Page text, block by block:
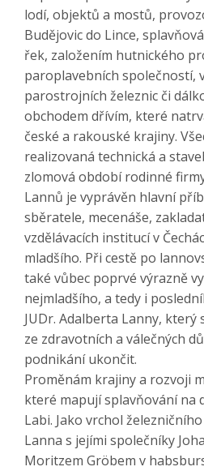
lodí, objektů a mostů,
Budějovic do Lince,
řek, založením hutnického
paroplavebních společností,
parostrojních železnic či
obchodem dřívím, které
české a rakouské krajiny.
realizovaná technická a
zlomová období rodinné
Lannů je vyprávěn hlavní
sběratele, mecenáše,
vzdělávacích institucí v
mladšího. Při cestě po
také vůbec poprvé výrazně
nejmladšího, a tedy i
JUDr. Adalberta Lanny, který
ze zdravotních a válečných
podnikání ukončit.
Proměnám krajiny a rozvoji
které mapují splavňování na
Labi. Jako vrchol
Lanna s jejími společníky
Moritzem Gröbem v